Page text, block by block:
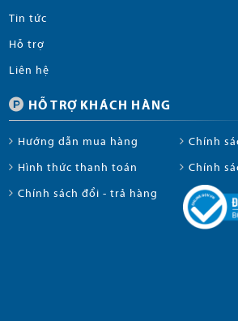
Tin tức
Hỗ trợ
Liên hệ
HỖ TRỢ KHÁCH HÀNG
Hướng dẫn mua hàng Chính
Hình thức thanh toán Chính
Chính sách đổi - trả hàng